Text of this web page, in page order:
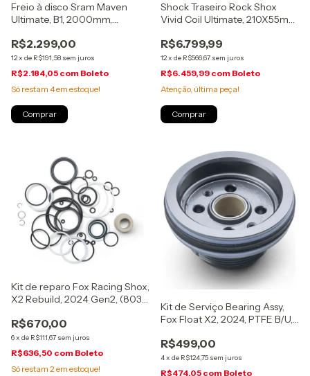
Freio à disco Sram Maven
Ultimate, B1, 2000mm,
R$2.299,00
12x de R$191,58 sem juros
R$2.184,05 com Boleto
Só restam 4em estoque!
Shock Traseiro Rock Shox
Vivid Coil Ultimate, 210X55mm,
R$6.799,99
12x de R$566,67 sem juros
R$6.459,99 com Boleto
Atenção, última peça!
Kit de reparo Fox Racing Shox,
X2 Rebuild, 2024 Gen2, (803-
R$670,00
6x de R$111,67 sem juros
R$636,50 com Boleto
Só restam 2em estoque!
Kit de Serviço Bearing Assy,
Fox Float X2, 2024, PTFE B/U,
06-125-KIT)
R$499,00
4x de R$124,75 sem juros
R$474,05 com Boleto